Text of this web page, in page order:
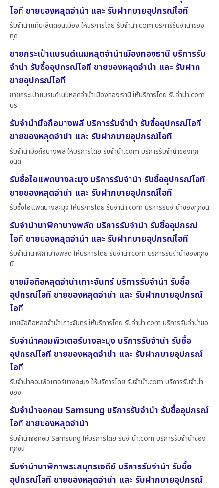
ไอที ขายของหลุดจำนำ และ รับฝากขายอุปกรณ์ไอที
รับจำนำแท็บเล็ตดอนเมือง ให้บริการโดย รับจํานํา.com บริการรับจำนำของ
ทุก
ขายกระเป๋าแบรนด์เนมหลุดจำนำเมืองทองธานี บริการรับ
จำนำ รับซื้ออุปกรณ์ไอที ขายของหลุดจำนำ และ รับฝาก
ขายอุปกรณ์ไอที
ขายกระเป๋าแบรนด์เนมหลุดจำนำเมืองทองธานี ให้บริการโดย รับจํานํา.com
บริ
รับจำนำมือถือบางพลี บริการรับจำนำ รับซื้ออุปกรณ์ไอที
ขายของหลุดจำนำ และ รับฝากขายอุปกรณ์ไอที
รับจำนำมือถือบางพลี ให้บริการโดย รับจํานํา.com บริการรับจำนำของทุก
ชนิด
รับซื้อไอแพดบางละมุง บริการรับจำนำ รับซื้ออุปกรณ์ไอที
ขายของหลุดจำนำ และ รับฝากขายอุปกรณ์ไอที
รับซื้อไอแพดบางละมุง ให้บริการโดย รับจํานํา.com บริการรับจำนำของทุกชนิ
รับจำนำนาฬิกาบางพลัด บริการรับจำนำ รับซื้ออุปกรณ์
ไอที ขายของหลุดจำนำ และ รับฝากขายอุปกรณ์ไอที
รับจำนำนาฬิกาบางพลัด ให้บริการโดย รับจํานํา.com บริการรับจำนำของทุกช
นิ
ขายมือถือหลุดจำนำเกาะจันทร์ บริการรับจำนำ รับซื้อ
อุปกรณ์ไอที ขายของหลุดจำนำ และ รับฝากขายอุปกรณ์
ไอที
ขายมือถือหลุดจำนำเกาะจันทร์ ให้บริการโดย รับจํานํา.com บริการรับจำนำขอ
รับจำนำคอมพิวเตอร์บางละมุง บริการรับจำนำ รับซื้อ
อุปกรณ์ไอที ขายของหลุดจำนำ และ รับฝากขายอุปกรณ์
ไอที
รับจำนำคอมพิวเตอร์บางละมุง ให้บริการโดย รับจํานํา.com บริการรับจำนำ
ของ
รับจำนำจอคอม Samsung บริการรับจำนำ รับซื้ออุปกรณ์
ไอที ขายของหลุดจำนำ
รับจำนำจอคอม Samsung ให้บริการโดย รับจํานํา.com บริการรับจำนำของ
ทุกชนิ
รับจำนำนาฬิกาพระสมุทรเจดีย์ บริการรับจำนำ รับซื้อ
อุปกรณ์ไอที ขายของหลุดจำนำ และ รับฝากขายอุปกรณ์